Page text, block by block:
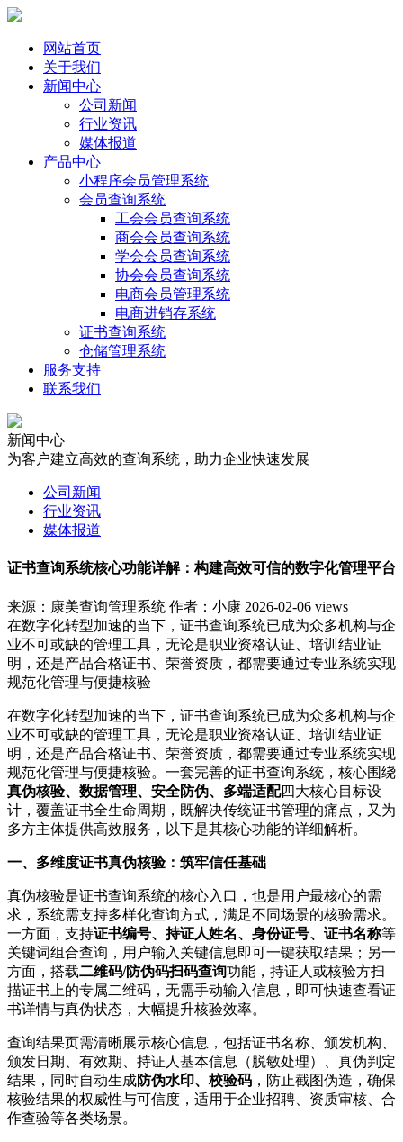
网站首页
关于我们
新闻中心
公司新闻
行业资讯
媒体报道
产品中心
小程序会员管理系统
会员查询系统
工会会员查询系统
商会会员查询系统
学会会员查询系统
协会会员查询系统
电商会员管理系统
电商进销存系统
证书查询系统
仓储管理系统
服务支持
联系我们
新闻中心
为客户建立高效的查询系统，助力企业快速发展
公司新闻
行业资讯
媒体报道
证书查询系统核心功能详解：构建高效可信的数字化管理平台
来源：康美查询管理系统 作者：小康 2026-02-06 views
在数字化转型加速的当下，证书查询系统已成为众多机构与企
业不可或缺的管理工具，无论是职业资格认证、培训结业证
明，还是产品合格证书、荣誉资质，都需要通过专业系统实现
规范化管理与便捷核验
在数字化转型加速的当下，证书查询系统已成为众多机构与企
业不可或缺的管理工具，无论是职业资格认证、培训结业证
明，还是产品合格证书、荣誉资质，都需要通过专业系统实现
规范化管理与便捷核验。一套完善的证书查询系统，核心围绕
真伪核验、数据管理、安全防伪、多端适配四大核心目标设
计，覆盖证书全生命周期，既解决传统证书管理的痛点，又为
多方主体提供高效服务，以下是其核心功能的详细解析。
一、多维度证书真伪核验：筑牢信任基础
真伪核验是证书查询系统的核心入口，也是用户最核心的需
求，系统需支持多样化查询方式，满足不同场景的核验需求。
一方面，支持证书编号、持证人姓名、身份证号、证书名称等
关键词组合查询，用户输入关键信息即可一键获取结果；另一
方面，搭载二维码/防伪码扫码查询功能，持证人或核验方扫
描证书上的专属二维码，无需手动输入信息，即可快速查看证
书详情与真伪状态，大幅提升核验效率。
查询结果页需清晰展示核心信息，包括证书名称、颁发机构、
颁发日期、有效期、持证人基本信息（脱敏处理）、真伪判定
结果，同时自动生成防伪水印、校验码 ，防止截图伪造，确保
核验结果的权威性与可信度，适用于企业招聘、资质审核、合
作查验等各类场景。